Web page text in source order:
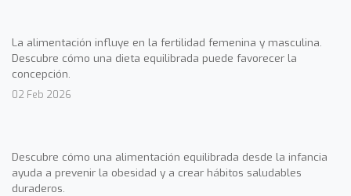
La alimentación influye en la fertilidad femenina y masculina.
Descubre cómo una dieta equilibrada puede favorecer la
concepción.
02 Feb 2026
Descubre cómo una alimentación equilibrada desde la infancia
ayuda a prevenir la obesidad y a crear hábitos saludables
duraderos.